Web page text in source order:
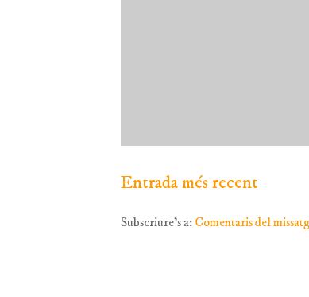
Entrada més recent
Subscriure's a: Comentaris del